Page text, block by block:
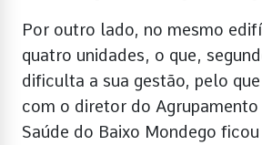
Por outro lado, no mesmo
quatro unidades, o que,
dificulta a sua gestão, pelo
com o diretor do Agrupamento
Saúde do Baixo Mondego